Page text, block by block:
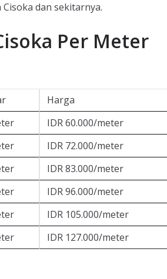
dan sekitarnya.
Per Meter
Harga
IDR 60.000/meter
IDR 72.000/meter
IDR 83.000/meter
IDR 96.000/meter
IDR 105.000/meter
IDR 127.000/meter